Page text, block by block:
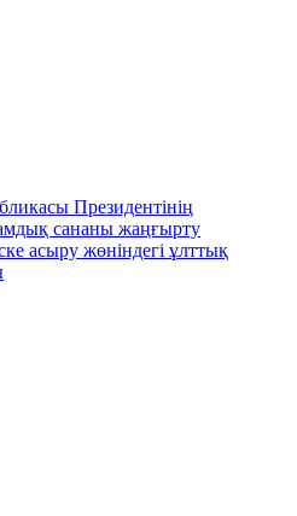
Президентінің
сананы жаңғырту
асыру жөніндегі ұлттық